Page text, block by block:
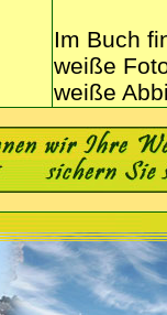
Im Buch
weiße
weiße